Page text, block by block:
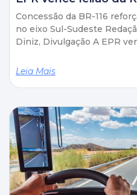
Concessão da BR-116
no eixo Sul-Sudeste
Diniz, Divulgação A EPR
Leia Mais